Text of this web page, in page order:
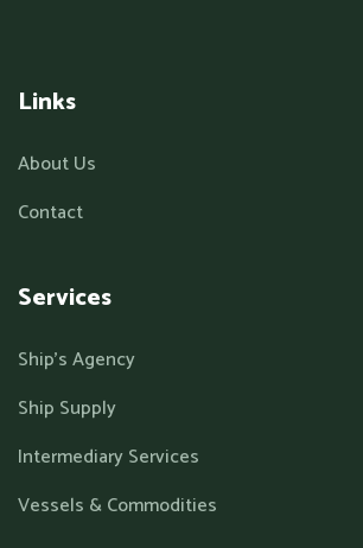
Links
About Us
Contact
Services
Ship’s Agency
Ship Supply
Intermediary Services
Vessels & Commodities